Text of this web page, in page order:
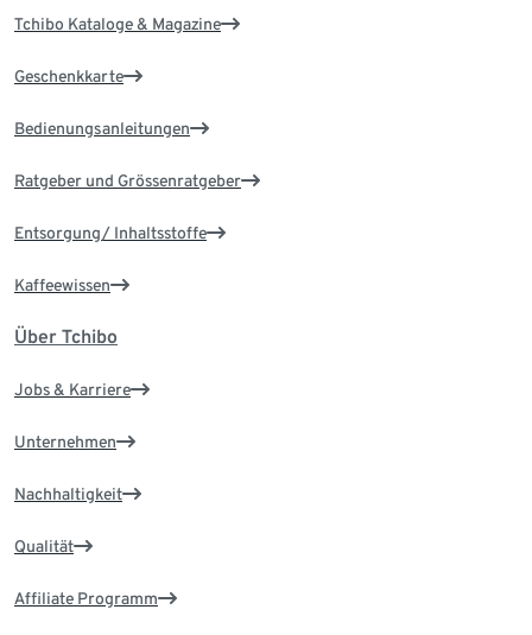
Tchibo Kataloge & Magazine
Geschenkkarte
Bedienungsanleitungen
Ratgeber und Grössenratgeber
Entsorgung/ Inhaltsstoffe
Kaffeewissen
Über Tchibo
Jobs & Karriere
Unternehmen
Nachhaltigkeit
Qualität
Affiliate Programm